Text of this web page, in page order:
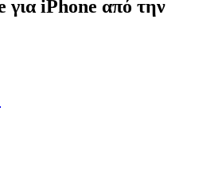
iPhone από την